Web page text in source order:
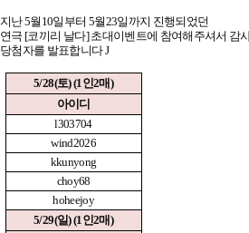
지난5월 10일부터 5월23일까지 진행되었던
연극 [코끼리 날다]초대이벤트에 참여해주셔서 감
당첨자를 발표합니다J
5/28(토) (1인2매)
아이디
l303704
wind2026
kkunyong
choy68
hoheejoy
5/29(일) (1인2매)